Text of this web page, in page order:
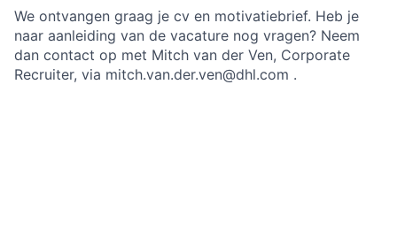
We ontvangen graag je cv en motivatiebrief. Heb je
naar aanleiding van de vacature nog vragen? Neem
dan contact op met Mitch van der Ven, Corporate
Recruiter, via mitch.van.der.ven@dhl.com .